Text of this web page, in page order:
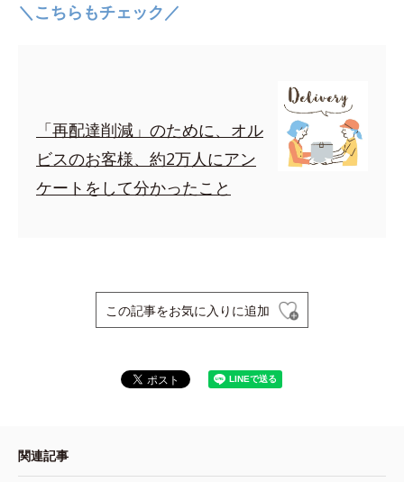
＼こちらもチェック／
「再配達削減」のために、オル
ビスのお客様、約2万人にアン
ケートをして分かったこと
この記事をお気に入りに追加
関連記事